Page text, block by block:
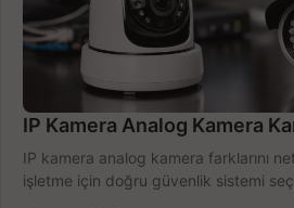
IP Kamera Analog Kamera
IP kamera analog kamera farklarını
işletme için doğru güvenlik sistemi